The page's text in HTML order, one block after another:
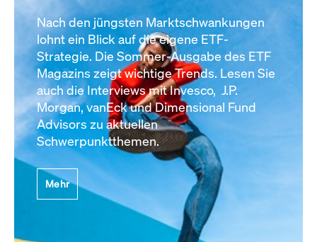
Nach den jüngsten Marktschwankungen
lohnt ein Blick auf die eigene ETF-
Strategie. Die Sommer-Ausgabe des ETF
Magazins zeigt wichtige Trends. Lesen Sie
auch die Interviews mit Invesco, J.P.
Morgan, vanEck und Dimensional Fund
Advisors zu aktuellen
Schwerpunktthemen.
Mehr